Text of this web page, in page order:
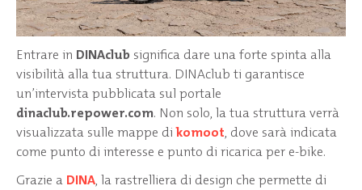
Entrare in DINAclub significa dare una forte spinta alla
visibilità alla tua struttura. DINAclub ti garantisce
un’intervista pubblicata sul portale
dinaclub.repower.com. Non solo, la tua struttura verrà
visualizzata sulle mappe dikomoot, dove sarà indicata
come punto di interesse e punto di ricarica per e-bike.
Grazie a DINA, la rastrelliera di design che permette di